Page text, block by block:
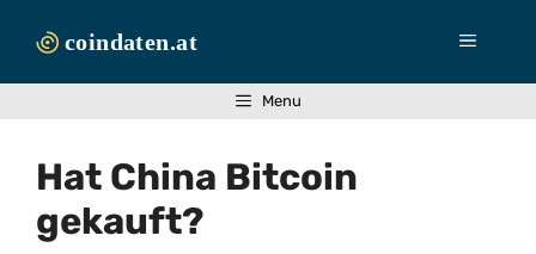
Inhalt
Menü
Menu
Hat China Bitcoin
gekauft?